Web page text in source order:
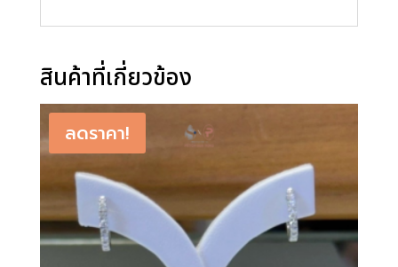
สินค้าที่เกี่ยวข้อง
ลดราคา!